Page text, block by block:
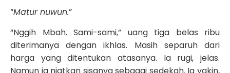
“Matur nuwun.”
“Nggih Mbah. Sami-sami,” uang tiga belas ribu
diterimanya dengan ikhlas. Masih separuh dari
harga yang ditentukan atasanya. Ia rugi, jelas.
Namun ia niatkan sisanya sebagai sedekah. Ia yakin,